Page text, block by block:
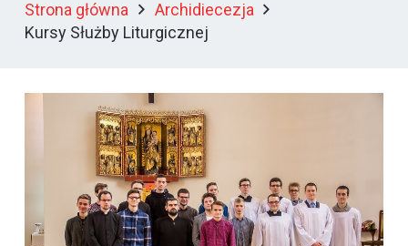
Strona główna
Archidiecezja
Kursy Służby Liturgicznej